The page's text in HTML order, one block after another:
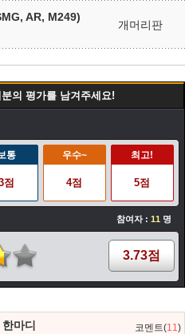
AR, M249)
개머리판
의 평가를 남겨주세요!
통
점
우수~
4점
최고!
5점
참여자 : 11 명
3.73점
마디 코멘트(11)